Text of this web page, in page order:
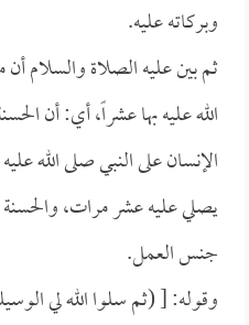
وبركاته عليه.
ثم بين عليه الصلاة والسلام
الله عليه بها عشراً، أي: أن
الإنسان على النبي صلى الله
يصلي عليه عشر مرات، والحسنة
جنس العمل.
وقوله: [ (ثم سلوا الله لي